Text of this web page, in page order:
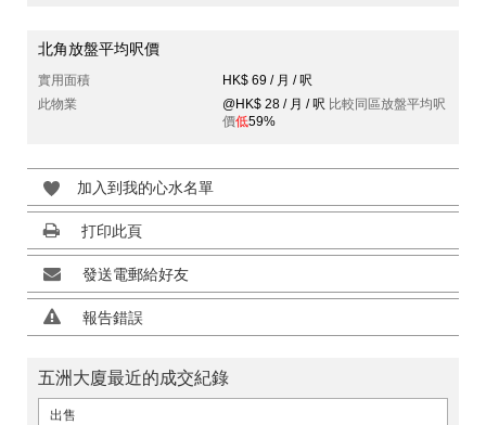
北角放盤平均呎價
實用面積
HK$ 69 / 月 / 呎
此物業
@HK$ 28 / 月 / 呎 比較同區放盤平均呎
價低59%
加入到我的心水名單
打印此頁
發送電郵給好友
報告錯誤
五洲大廈最近的成交紀錄
出售